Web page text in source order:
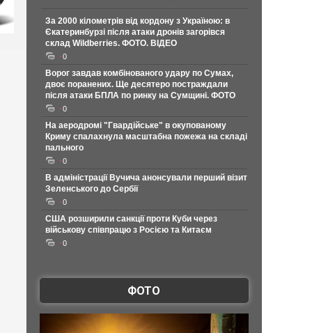
За 2000 кілометрів від кордону з Україною: в
Єкатеринбурзі після атаки дронів загорівся
склад Wildberries. ФОТО. ВІДЕО
0
Ворог завдав комбінованого удару по Сумах,
двоє поранених. Ще десятеро постраждали
після атаки БПЛА по ринку на Сумщині. ФОТО
0
На аеродромі "Гвардійське" в окупованому
Криму спалахнула масштабна пожежа на складі
пального
0
В адміністрації Вучича анонсували перший візит
Зеленського до Сербії
0
США розширили санкції проти Куби через
військову співпрацю з Росією та Китаєм
0
ФОТО